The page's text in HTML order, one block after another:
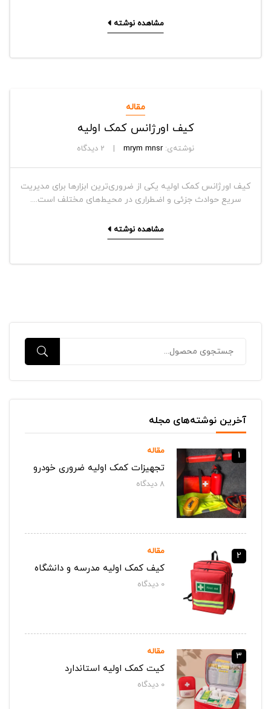
آخرین نوشته‌های مجله
مقاله
تجهیزات کمک اولیه ضروری خودرو
8دیدگاه‌
2 مقاله
کیف کمک اولیه مدرسه و دانشگاه
0دیدگاه‌
3 مقاله
کیت کمک اولیه استاندارد
0دیدگاه‌
مشاهده نوشته
مقاله
کیف اورژانس کمک اولیه
نوشته‌ی: mrym mnsr دیدگاه
کیف اورژانس کمک اولیه یکی از ضروری‌ترین ابزارها برای مدیریت
سریع حوادث جزئی و اضطراری در محیط‌های مختلف است....
مشاهده نوشته